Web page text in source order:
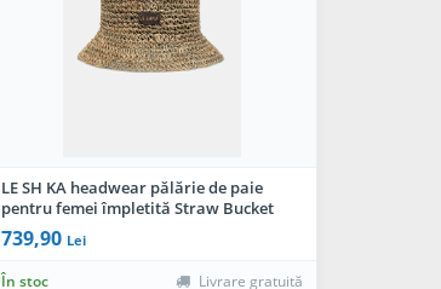
LE SH KA headwear pălărie de paie
pentru femei împletită Straw Bucket
Hat vol2
739,90 Lei
În stoc Livrare gratuită